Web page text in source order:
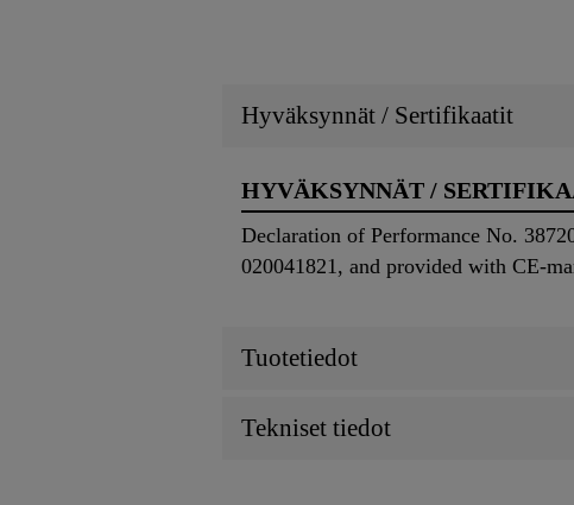
Hyväksynnät / Sertifikaatit
HYVÄKSYNNÄT /
Declaration of Performance No.
020041821, and provided with CE-
Tuotetiedot
Tekniset tiedot